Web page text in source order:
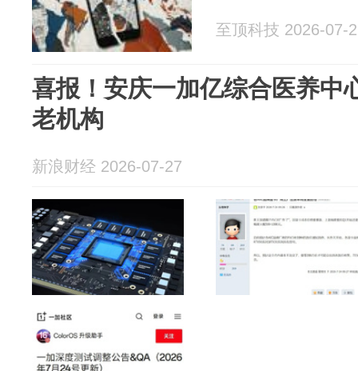
至顶科技 2026-07-
喜报！安庆一加亿综合医养中
老机构
新浪财经 2026-07-27